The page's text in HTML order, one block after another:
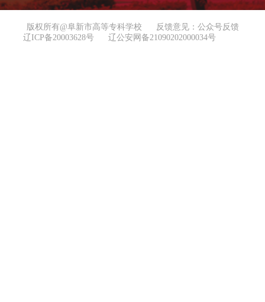
版权所有@阜新市高等专科学校
反馈意见：公众号反馈
辽ICP备20003628号
辽公安网备21090202000034号